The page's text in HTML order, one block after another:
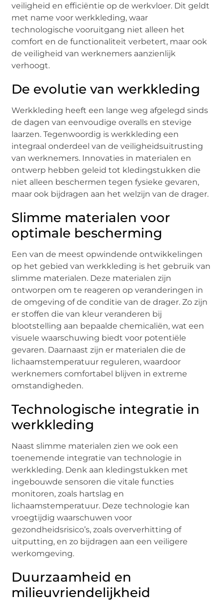
veiligheid en efficiëntie op de werkvloer. Dit geldt
met name voor werkkleding, waar
technologische vooruitgang niet alleen het
comfort en de functionaliteit verbetert, maar ook
de veiligheid van werknemers aanzienlijk
verhoogt.
De evolutie van werkkleding
Werkkleding heeft een lange weg afgelegd sinds
de dagen van eenvoudige overalls en stevige
laarzen. Tegenwoordig is werkkleding een
integraal onderdeel van de veiligheidsuitrusting
van werknemers. Innovaties in materialen en
ontwerp hebben geleid tot kledingstukken die
niet alleen beschermen tegen fysieke gevaren,
maar ook bijdragen aan het welzijn van de drager.
Slimme materialen voor
optimale bescherming
Een van de meest opwindende ontwikkelingen
op het gebied van werkkleding is het gebruik van
slimme materialen. Deze materialen zijn
ontworpen om te reageren op veranderingen in
de omgeving of de conditie van de drager. Zo zijn
er stoffen die van kleur veranderen bij
blootstelling aan bepaalde chemicaliën, wat een
visuele waarschuwing biedt voor potentiële
gevaren. Daarnaast zijn er materialen die de
lichaamstemperatuur reguleren, waardoor
werknemers comfortabel blijven in extreme
omstandigheden.
Technologische integratie in
werkkleding
Naast slimme materialen zien we ook een
toenemende integratie van technologie in
werkkleding. Denk aan kledingstukken met
ingebouwde sensoren die vitale functies
monitoren, zoals hartslag en
lichaamstemperatuur. Deze technologie kan
vroegtijdig waarschuwen voor
gezondheidsrisico’s, zoals oververhitting of
uitputting, en zo bijdragen aan een veiligere
werkomgeving.
Duurzaamheid en
milieuvriendelijkheid